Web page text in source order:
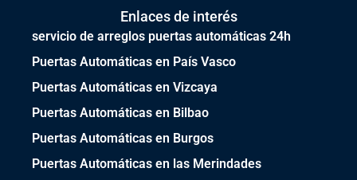
Enlaces de interés
servicio de arreglos puertas automáticas 24h
Puertas Automáticas en País Vasco
Puertas Automáticas en Vizcaya
Puertas Automáticas en Bilbao
Puertas Automáticas en Burgos
Puertas Automáticas en las Merindades